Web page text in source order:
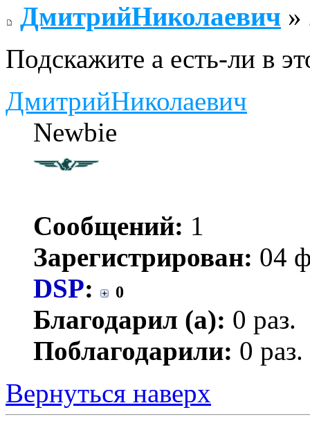
ДмитрийНиколаевич »
Подскажите а есть-ли в
ДмитрийНиколаевич
Newbie
Сообщений: 1
Зарегистрирован: 04
DSP: 0
Благодарил (а): 0 раз.
Поблагодарили: 0 раз.
Вернуться наверх